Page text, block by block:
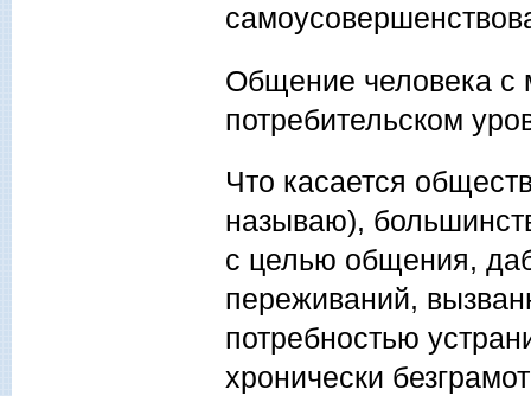
Общение человека с
потребительском
Что касается
называю),
с целью общения,
переживаний,
потребностью
хронически